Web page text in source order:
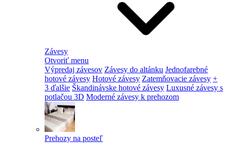
Závesy
Otvoriť menu
Výpredaj závesov Závesy do altánku Jednofarebné
hotové závesy Hotové závesy Zatemňovacie závesy +
3 ďalšie Škandinávske hotové závesy Luxusné závesy s
potlačou 3D Moderné závesy k prehozom
Prehozy na posteľ